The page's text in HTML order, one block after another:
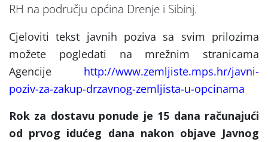
RH na području općina Drenje i Sibinj.
Cjeloviti tekst javnih poziva sa svim prilozima
možete pogledati na mrežnim stranicama
Agencije http://www.zemljiste.mps.hr/javni-
poziv-za-zakup-drzavnog-zemljista-u-opcinama
Rok za dostavu ponude je 15 dana računajući
od prvog idućeg dana nakon objave Javnog